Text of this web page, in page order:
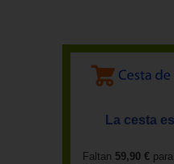
La cesta
Faltan 59,90 €